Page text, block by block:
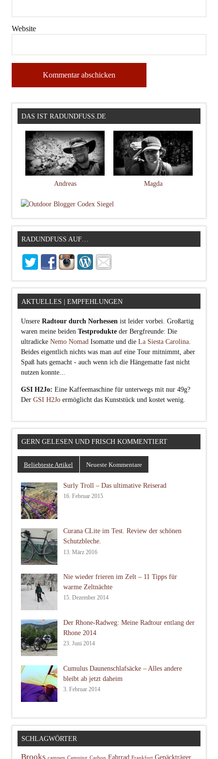
Website
DAS IST RADUNDFUSS.DE
Andreas Magda
RADUNDFUSS AUF…
AKTUELLES | EMPFEHLUNGEN
Unsere Radtour durch Norhessen ist leider vorbei. Großartig
waren meine beiden Testprodukte der Bergfreunde: Die
ultradicke Nemo Nomad Isomatte und die La Siesta Carolina
Beides eigentlich nichts was man auf eine Tour mitnimmt, aber
Spaß hats gemacht - auch wenn ich die Hängematte fast nicht
nutzen konnte...
GSI H2Jo: Eine Kaffeemaschine für unterwegs mit nur 49g?
Der GSI H2Jo ermöglicht das Kunststück und kostet wenig.
GERN GELESEN UND FRISCH KOMMENTIERT
Beliebteste Artikel Neueste Kommentare
Surly Troll – Das ultimative Reiserad
16. Februar 2015
Curana CLite im Test. Review der schönen
Schutzbleche.
13. März 2016
Nie wieder frieren im Zelt – 11 Tipps für
warme Zeltnächte
15. Dezember 2014
Der Rhone-Radweg: Meine Radtour entlang der
Rhone 2014
23. Juni 2014
Cumulus Daunenschlafsäcke – Alles andere
bleibt ab jetzt daheim
3. Februar 2014
SCHLAGWÖRTER
Brooks campen Camping Carbon Fahrrad Frankfurt Gepäckträger